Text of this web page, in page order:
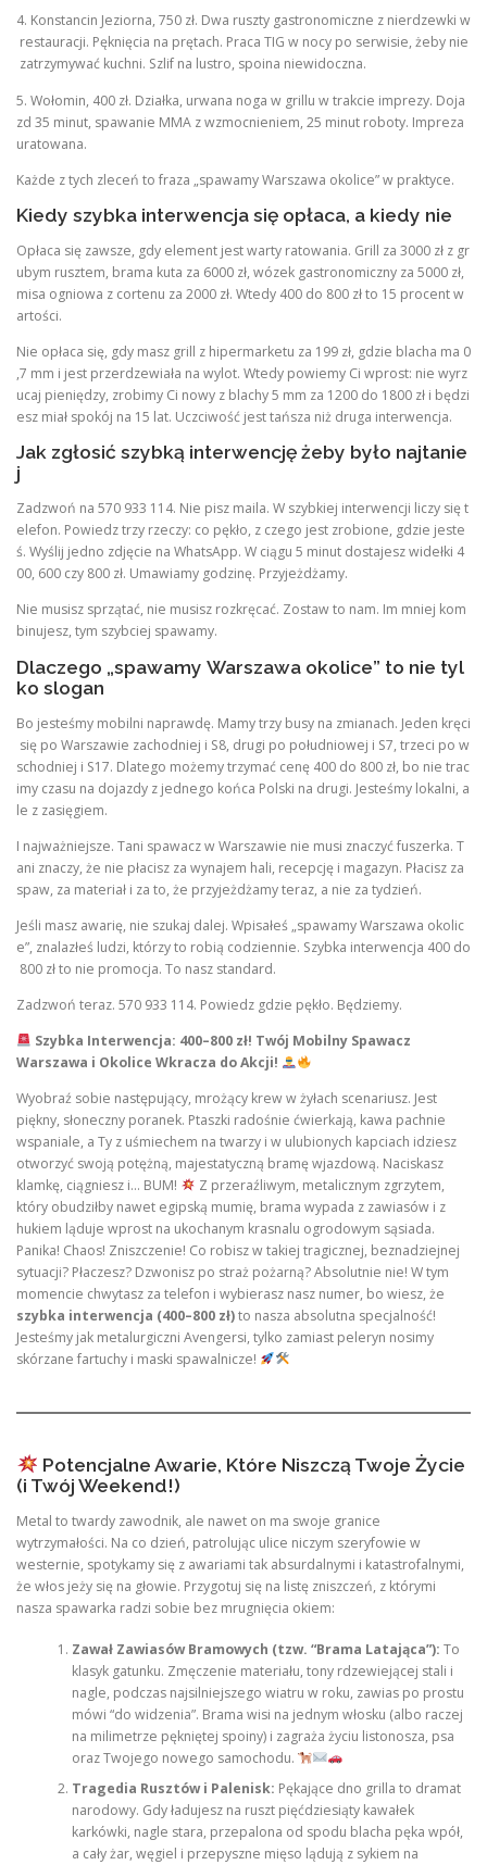
4. Konstancin Jeziorna, 750 zł. Dwa ruszty gastronomiczne z nierdzewki w
restauracji. Pęknięcia na prętach. Praca TIG w nocy po serwisie, żeby nie
zatrzymywać kuchni. Szlif na lustro, spoina niewidoczna.
5. Wołomin, 400 zł. Działka, urwana noga w grillu w trakcie imprezy. Doja
zd 35 minut, spawanie MMA z wzmocnieniem, 25 minut roboty. Impreza
uratowana.
Każde z tych zleceń to fraza „spawamy Warszawa okolice” w praktyce.
Kiedy szybka interwencja się opłaca, a kiedy nie
Opłaca się zawsze, gdy element jest warty ratowania. Grill za 3000 zł z gr
ubym rusztem, brama kuta za 6000 zł, wózek gastronomiczny za 5000 zł,
misa ogniowa z cortenu za 2000 zł. Wtedy 400 do 800 zł to 15 procent w
artości.
Nie opłaca się, gdy masz grill z hipermarketu za 199 zł, gdzie blacha ma 0
,7 mm i jest przerdzewiała na wylot. Wtedy powiemy Ci wprost: nie wyrz
ucaj pieniędzy, zrobimy Ci nowy z blachy 5 mm za 1200 do 1800 zł i będzi
esz miał spokój na 15 lat. Uczciwość jest tańsza niż druga interwencja.
Jak zgłosić szybką interwencję żeby było najtanie
j
Zadzwoń na 570 933 114. Nie pisz maila. W szybkiej interwencji liczy się t
elefon. Powiedz trzy rzeczy: co pękło, z czego jest zrobione, gdzie jeste
ś. Wyślij jedno zdjęcie na WhatsApp. W ciągu 5 minut dostajesz widełki 4
00, 600 czy 800 zł. Umawiamy godzinę. Przyjeżdżamy.
Nie musisz sprzątać, nie musisz rozkręcać. Zostaw to nam. Im mniej kom
binujesz, tym szybciej spawamy.
Dlaczego „spawamy Warszawa okolice” to nie tyl
ko slogan
Bo jesteśmy mobilni naprawdę. Mamy trzy busy na zmianach. Jeden kręci
się po Warszawie zachodniej i S8, drugi po południowej i S7, trzeci po w
schodniej i S17. Dlatego możemy trzymać cenę 400 do 800 zł, bo nie trac
imy czasu na dojazdy z jednego końca Polski na drugi. Jesteśmy lokalni, a
le z zasięgiem.
I najważniejsze. Tani spawacz w Warszawie nie musi znaczyć fuszerka. T
ani znaczy, że nie płacisz za wynajem hali, recepcję i magazyn. Płacisz za
spaw, za materiał i za to, że przyjeżdżamy teraz, a nie za tydzień.
Jeśli masz awarię, nie szukaj dalej. Wpisałeś „spawamy Warszawa okolic
e”, znalazłeś ludzi, którzy to robią codziennie. Szybka interwencja 400 do
800 zł to nie promocja. To nasz standard.
Zadzwoń teraz. 570 933 114. Powiedz gdzie pękło. Będziemy.
Szybka Interwencja: 400–800 zł! Twój Mobilny Spawacz
Warszawa i Okolice Wkracza do Akcji!
Wyobraź sobie następujący, mrożący krew w żyłach scenariusz. Jest
piękny, słoneczny poranek. Ptaszki radośnie ćwierkają, kawa pachnie
wspaniale, a Ty z uśmiechem na twarzy i w ulubionych kapciach idziesz
otworzyć swoją potężną, majestatyczną bramę wjazdową. Naciskasz
klamkę, ciągniesz i… BUM!
Z przeraźliwym, metalicznym zgrzytem,
który obudziłby nawet egipską mumię, brama wypada z zawiasów i z
hukiem ląduje wprost na ukochanym krasnalu ogrodowym sąsiada.
Panika! Chaos! Zniszczenie! Co robisz w takiej tragicznej, beznadziejnej
sytuacji? Płaczesz? Dzwonisz po straż pożarną? Absolutnie nie! W tym
momencie chwytasz za telefon i wybierasz nasz numer, bo wiesz, że
szybka interwencja (400–800 zł)to nasza absolutna specjalność!
Jesteśmy jak metalurgiczni Avengersi, tylko zamiast peleryn nosimy
skórzane fartuchy i maski spawalnicze!
Potencjalne Awarie, Które Niszczą Twoje Życie
(i Twój Weekend!)
Metal to twardy zawodnik, ale nawet on ma swoje granice
wytrzymałości. Na co dzień, patrolując ulice niczym szeryfowie w
westernie, spotykamy się z awariami tak absurdalnymi i katastrofalnymi,
że włos jeży się na głowie. Przygotuj się na listę zniszczeń, z którymi
nasza spawarka radzi sobie bez mrugnięcia okiem:
Zawał Zawiasów Bramowych (tzw. “Brama Latająca”): To
klasyk gatunku. Zmęczenie materiału, tony rdzewiejącej stali i
nagle, podczas najsilniejszego wiatru w roku, zawias po prostu
mówi “do widzenia”. Brama wisi na jednym włosku (albo raczej
na milimetrze pękniętej spoiny) i zagraża życiu listonosza, psa
oraz Twojego nowego samochodu.
Tragedia Rusztów i Palenisk: Pękające dno grilla to dramat
narodowy. Gdy ładujesz na ruszt pięćdziesiąty kawałek
karkówki, nagle stara, przepalona od spodu blacha pęka wpół,
a cały żar, węgiel i przepyszne mięso lądują z sykiem na